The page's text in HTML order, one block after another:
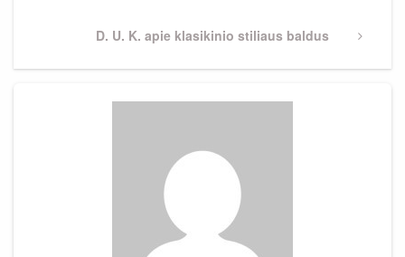
Next
D. U. K. apie klasikinio stiliaus baldus